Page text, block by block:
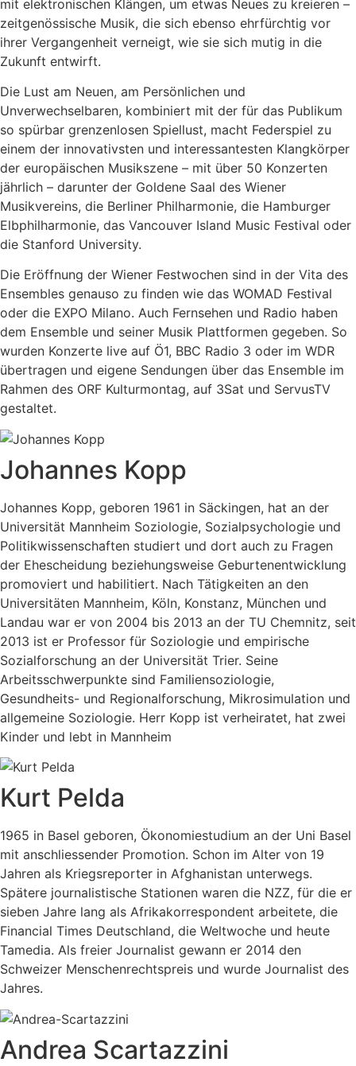
mit elektronischen Klängen, um etwas Neues zu kreieren –
zeitgenössische Musik, die sich ebenso ehrfürchtig vor
ihrer Vergangenheit verneigt, wie sie sich mutig in die
Zukunft entwirft.
Die Lust am Neuen, am Persönlichen und
Unverwechselbaren, kombiniert mit der für das Publikum
so spürbar grenzenlosen Spiellust, macht Federspiel zu
einem der innovativsten und interessantesten Klangkörper
der europäischen Musikszene – mit über 50 Konzerten
jährlich – darunter der Goldene Saal des Wiener
Musikvereins, die Berliner Philharmonie, die Hamburger
Elbphilharmonie, das Vancouver Island Music Festival oder
die Stanford University.
Die Eröffnung der Wiener Festwochen sind in der Vita des
Ensembles genauso zu finden wie das WOMAD Festival
oder die EXPO Milano. Auch Fernsehen und Radio haben
dem Ensemble und seiner Musik Plattformen gegeben. So
wurden Konzerte live auf Ö1, BBC Radio 3 oder im WDR
übertragen und eigene Sendungen über das Ensemble im
Rahmen des ORF Kulturmontag, auf 3Sat und ServusTV
gestaltet.
Johannes Kopp
Johannes Kopp, geboren 1961 in Säckingen, hat an der
Universität Mannheim Soziologie, Sozialpsychologie und
Politikwissenschaften studiert und dort auch zu Fragen
der Ehescheidung beziehungsweise Geburtenentwicklung
promoviert und habilitiert. Nach Tätigkeiten an den
Universitäten Mannheim, Köln, Konstanz, München und
Landau war er von 2004 bis 2013 an der TU Chemnitz, seit
2013 ist er Professor für Soziologie und empirische
Sozialforschung an der Universität Trier. Seine
Arbeitsschwerpunkte sind Familiensoziologie,
Gesundheits- und Regionalforschung, Mikrosimulation und
allgemeine Soziologie. Herr Kopp ist verheiratet, hat zwei
Kinder und lebt in Mannheim
Kurt Pelda
1965 in Basel geboren, Ökonomiestudium an der Uni Basel
mit anschliessender Promotion. Schon im Alter von 19
Jahren als Kriegsreporter in Afghanistan unterwegs.
Spätere journalistische Stationen waren die NZZ, für die er
sieben Jahre lang als Afrikakorrespondent arbeitete, die
Financial Times Deutschland, die Weltwoche und heute
Tamedia. Als freier Journalist gewann er 2014 den
Schweizer Menschenrechtspreis und wurde Journalist des
Jahres.
Andrea Scartazzini